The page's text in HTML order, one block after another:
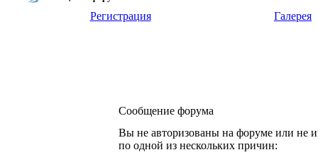
Регистрация Галерея
Сообщение форума
Вы не авторизованы на форуме или не
по одной из нескольких причин: